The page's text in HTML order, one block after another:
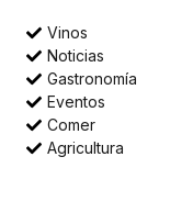
Vinos
Noticias
Gastronomía
Eventos
Comer
Agricultura